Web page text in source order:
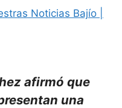
Noticias Bajío |
afirmó que
una